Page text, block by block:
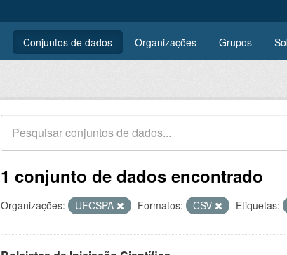
Conjuntos de dados Organizações Grupos
1 conjunto de dados encontrado
Organizações: UFCSPA Formatos: CSV Etiquetas: